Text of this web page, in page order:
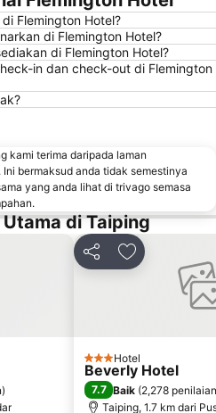
Flemington Hotel?
di Flemington Hotel?
di Flemington Hotel?
in dan check-out di Flemington
kami terima daripada laman
bermaksud anda tidak semestinya
yang anda lihat di trivago semasa
di Taiping
)
Kongsi Tambah ke
3 Bintang
Hotel
Beverly Hotel
7.7 Baik (2,278 penilaian
Taiping, 1.7 km dari